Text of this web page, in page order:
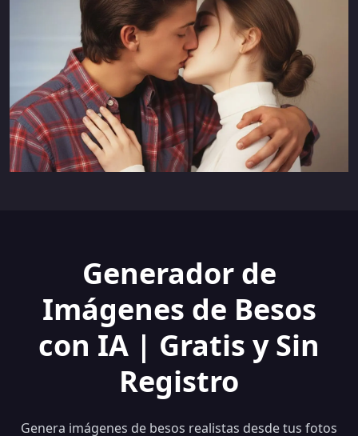
Generador de
Imágenes de Besos
con IA | Gratis y Sin
Registro
Genera imágenes de besos realistas desde tus fotos